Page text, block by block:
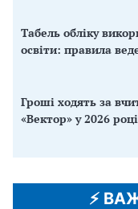
Табель обліку
освіти: правила
Гроші ходять за
«Вектор» у 2026 році
⚡️